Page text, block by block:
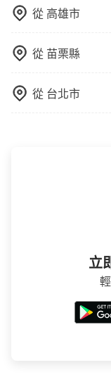
台確認。
滿足你。乘車前一
出車。如需公司
乘車後一週內寄出
從 高雄市
從 苗栗縣
從 台北市
立